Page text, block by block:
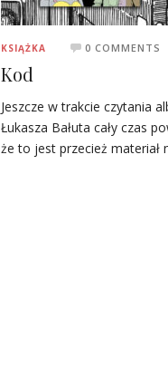
KSIĄŻKA 0 COMMENTS
Kod
Jeszcze w trakcie czytania
Łukasza Bałuta cały czas
że to jest przecież materiał